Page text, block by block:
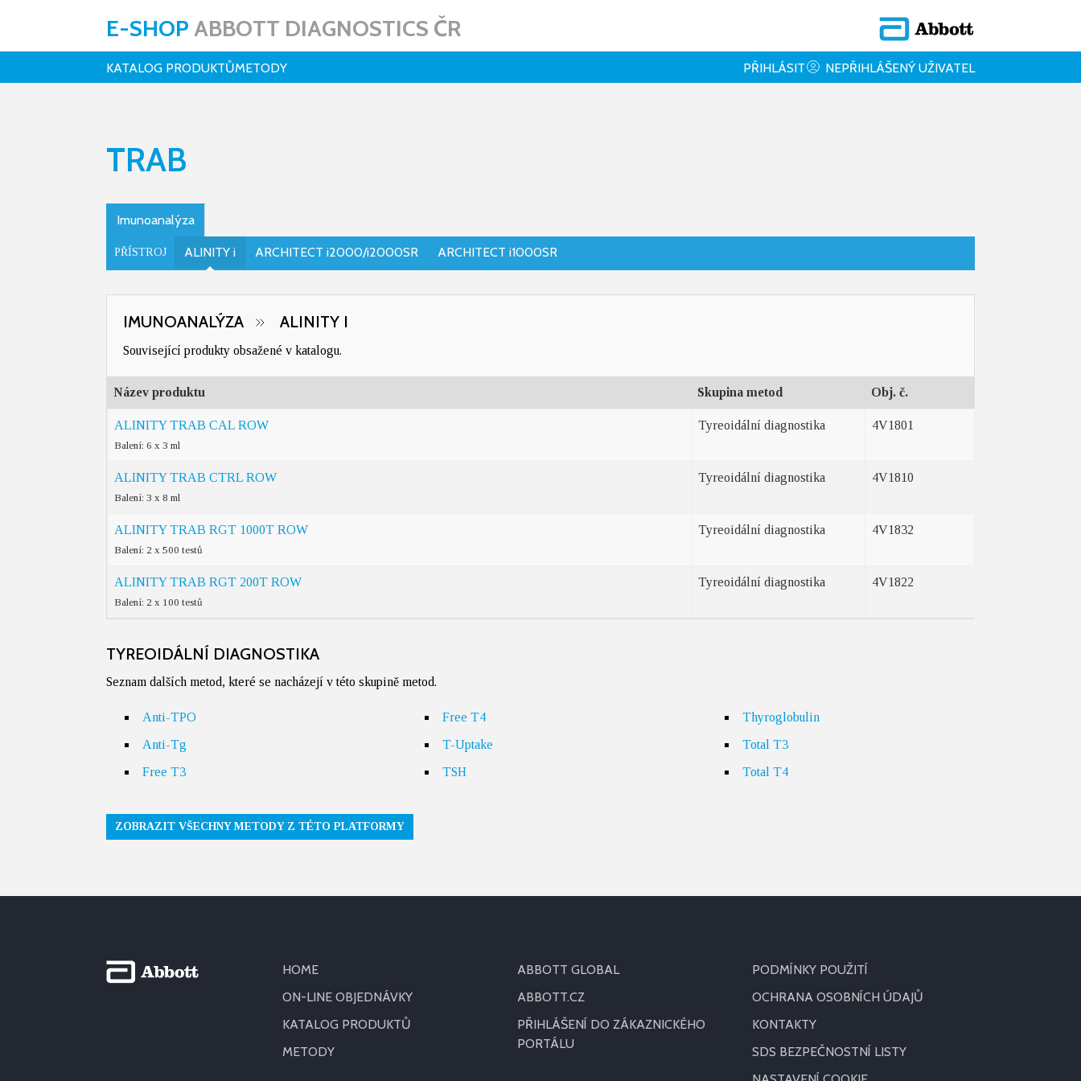
E-SHOP ABBOTT DIAGNOSTICS ČR
KATALOG PRODUKTŮMETODY PŘIHLÁSIT NEPŘIHLÁŠENÝ UŽIVATEL
TRAB
Imunoanalýza
PŘÍSTROJ ALINITY i ARCHITECT i2000/i2000SR ARCHITECT i1000SR
IMUNOANALÝZA ALINITY I
Související produkty obsažené v katalogu.
Název produktu Skupina metod Obj. č.
ALINITY TRAB CAL ROW
Balení: 6 x 3 ml
Tyreoidální diagnostika 4V1801
ALINITY TRAB CTRL ROW
Balení: 3 x 8 ml
Tyreoidální diagnostika 4V1810
ALINITY TRAB RGT 1000T ROW
Balení: 2 x 500 testů
Tyreoidální diagnostika 4V1832
ALINITY TRAB RGT 200T ROW
Balení: 2 x 100 testů
Tyreoidální diagnostika 4V1822
TYREOIDÁLNÍ DIAGNOSTIKA
Seznam dalších metod, které se nacházejí v této skupině metod.
Anti-TPO
Anti-Tg
Free T3
Free T4
T-Uptake
TSH
Thyroglobulin
Total T3
Total T4
ZOBRAZIT VŠECHNY METODY Z TÉTO PLATFORMY
HOME
ON-LINE OBJEDNÁVKY
KATALOG PRODUKTŮ
METODY
ABBOTT GLOBAL
ABBOTT.CZ
PŘIHLÁŠENÍ DO ZÁKAZNICKÉHO
PORTÁLU
PODMÍNKY POUŽITÍ
OCHRANA OSOBNÍCH ÚDAJŮ
KONTAKTY
SDS BEZPEČNOSTNÍ LISTY